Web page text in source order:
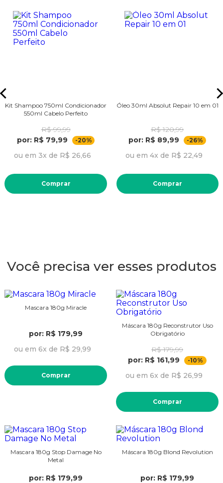
Kit Shampoo 750ml Condicionador
550ml Cabelo Perfeito
R$ 99,99
por: R$ 79,99
-20%
ou em 3x de R$ 26,66
Comprar
Óleo 30ml Absolut Repair 10 em 01
R$ 120,99
por: R$ 89,99
-26%
ou em 4x de R$ 22,49
Comprar
Você precisa ver esses produtos
Mascara 180g Miracle
por: R$ 179,99
ou em 6x de R$ 29,99
Comprar
Máscara 180g Reconstrutor Uso
Obrigatório
R$ 179,99
por: R$ 161,99
-10%
ou em 6x de R$ 26,99
Comprar
Mascara 180g Stop Damage No
Metal
por: R$ 179,99
Máscara 180g Blond Revolution
por: R$ 179,99